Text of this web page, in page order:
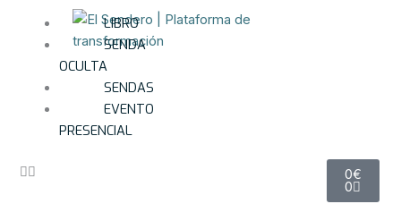
contenido
LIBRO
SENDA
OCULTA
SENDAS
EVENTO
PRESENCIAL
0€
0
Carrito